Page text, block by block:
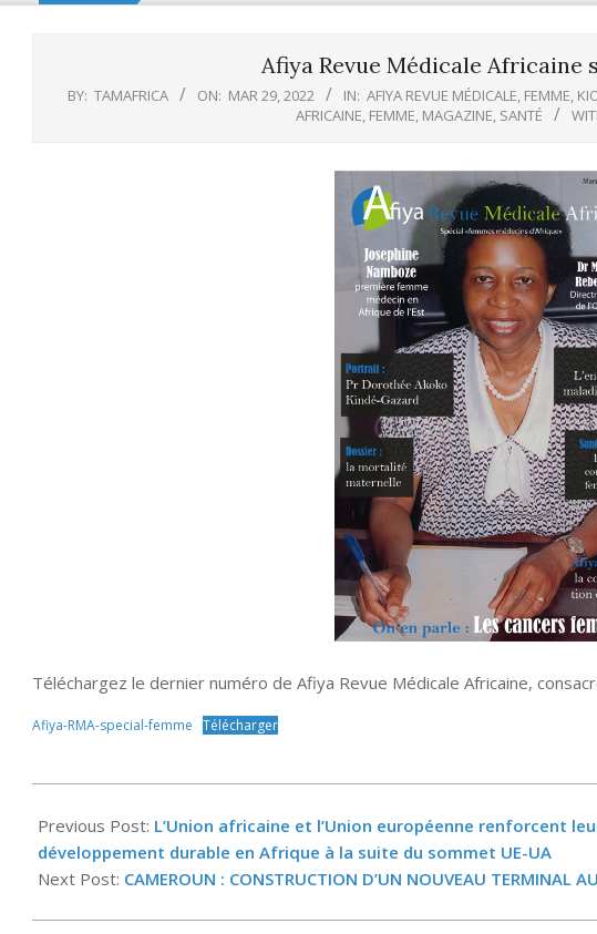
Afiya Revue Médicale Africaine
BY: TAMAFRICA ON: MAR 29, 2022 IN: AFIYA REVUE MÉDICALE, FEMME,
AFRICAINE, FEMME, MAGAZINE, SANTÉ
Téléchargez le dernier numéro de Afiya Revue Médicale Africaine,
Afiya-RMA-special-femme Télécharger
03-
29
Previous Post: L’Union africaine et l’Union européenne renforcent
développement durable en Afrique à la suite du sommet UE-UA
Next Post: CAMEROUN : CONSTRUCTION D’UN NOUVEAU TERMINAL